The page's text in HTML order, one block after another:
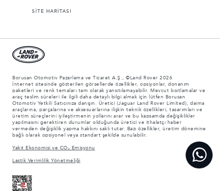
SİTE HARİTASI
Borusan Otomotiv Pazarlama ve Ticaret A.Ş., ©Land Rover 2026
İnternet sitesinde gösterilen görsellerde özellikler, opsiyonlar, donanım
paketleri ve renk temaları tam olarak yansıtılamayabilir. Mevcut kısıtlamalar ve
araç teslim süreleri ile ilgili daha detaylı bilgi almak için lütfen Borusan
Otomotiv Yetkili Satıcınıza danışın. Üretici (Jaguar Land Rover Limited), daima
araçlarına, parçalarına ve aksesuarlarına ilişkin teknik özellikleri, tasarımları ve
üretim süreçlerini iyileştirmenin yollarını arar ve bu kapsamda değişiklikler
yapılmasını gerektiren durumlar olduğunda üretici ve ithalatçı haber
vermeden değişiklik yapma hakkını saklı tutar. Bazı özellikler, üretim dönemine
bağlı olarak opsiyonel veya standart şekilde sunulabilir.
Yakıt Ekonomisi ve CO₂ Emisyonu
Lastik Verimlilik Yönetmeliği